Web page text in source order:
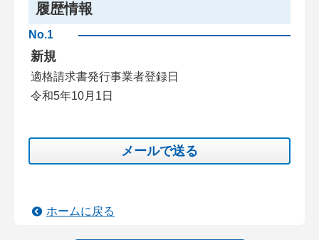
履歴情報
No.1
新規
適格請求書発行事業者登録日
令和5年10月1日
メールで送る
ホームに戻る